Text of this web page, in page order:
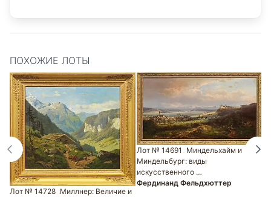
ПОХОЖИЕ ЛОТЫ
Лот № 14728 Миллнер: Величие и
Лот № 14691
Миндельхайм и
Миндельбург: виды
искусственного …
Фердинанд Фельдхюттер